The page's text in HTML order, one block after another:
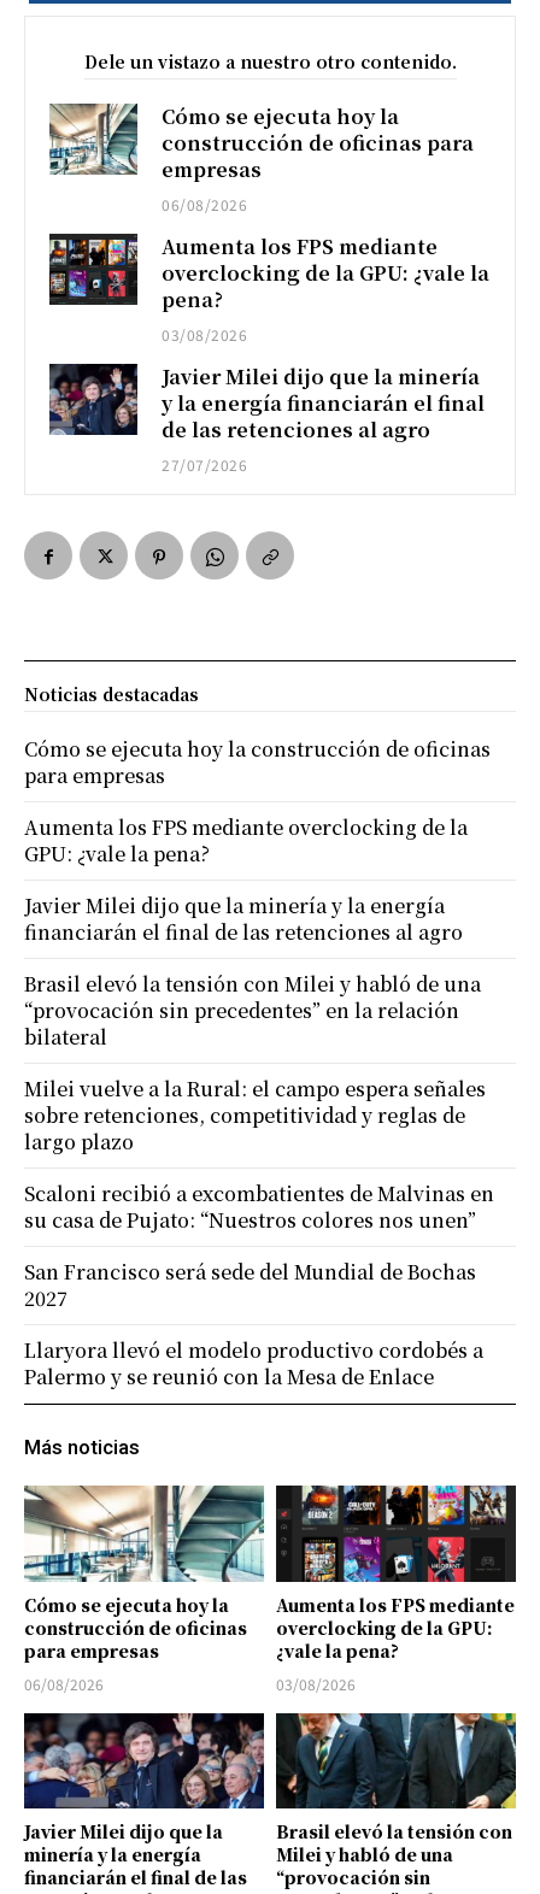
Dele un vistazo a nuestro otro contenido.
Cómo se ejecuta hoy la
construcción de oficinas para
empresas
06/08/2026
Aumenta los FPS mediante
overclocking de la GPU: ¿vale la
pena?
03/08/2026
Javier Milei dijo que la minería
y la energía financiarán el final
de las retenciones al agro
27/07/2026
Más noticias
Cómo se ejecuta hoy la
construcción de oficinas
para empresas
06/08/2026
Aumenta los FPS mediante
overclocking de la GPU:
¿vale la pena?
03/08/2026
Javier Milei dijo que la
minería y la energía
financiarán el final de las
Brasil elevó la tensión con
Milei y habló de una
“provocación sin
Noticias destacadas
Cómo se ejecuta hoy la construcción de oficinas
para empresas
Aumenta los FPS mediante overclocking de la
GPU: ¿vale la pena?
Javier Milei dijo que la minería y la energía
financiarán el final de las retenciones al agro
Brasil elevó la tensión con Milei y habló de una
“provocación sin precedentes” en la relación
bilateral
Milei vuelve a la Rural: el campo espera señales
sobre retenciones, competitividad y reglas de
largo plazo
Scaloni recibió a excombatientes de Malvinas en
su casa de Pujato: “Nuestros colores nos unen”
San Francisco será sede del Mundial de Bochas
2027
Llaryora llevó el modelo productivo cordobés a
Palermo y se reunió con la Mesa de Enlace